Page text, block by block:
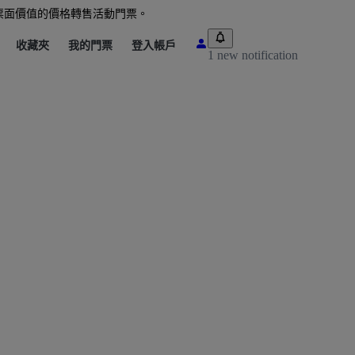
價值的價格轉售活動門票。
收藏夾 我的門票 登入帳戶
1 new notification